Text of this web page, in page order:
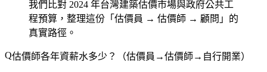
我們比對 2024 年台灣建築估價市場與政府公共工
程預算，整理這份「估價員 → 估價師 → 顧問」的
真實路徑。
估價師各年資薪水多少？（估價員→估價師→自行開業）